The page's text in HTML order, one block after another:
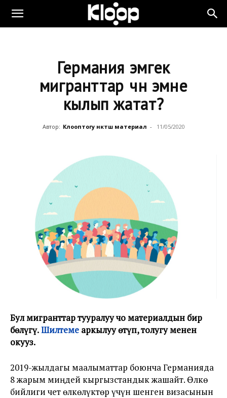
Германия эмгек
мигранттар үчүн эмне
кылып жатат?
Автор: Клооптогу өнөктөш материал - 11/05/2020
Бул мигранттар тууралуу чоң материалдын бир
бөлүгү.Шилтеме аркылуу өтүп, толугу менен
окуңуз.
2019-жылдагы маалыматтар боюнча Германияда
8 жарым миңдей кыргызстандык жашайт. Өлкө
бийлиги чет өлкөлүктөр үчүн шенген визасынын